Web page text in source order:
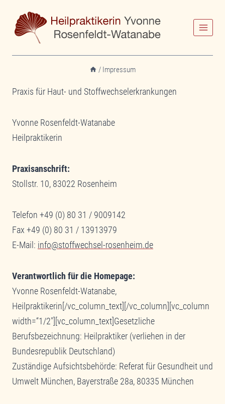
Inhalt
springen
/ Impressum
Praxis für Haut- und Stoffwechselerkrankungen
Yvonne Rosenfeldt-Watanabe
Heilpraktikerin
Praxisanschrift:
Stollstr. 10, 83022 Rosenheim
Telefon +49 (0) 80 31 / 9009142
Fax +49 (0) 80 31 / 13913979
E-Mail: info@stoffwechsel-rosenheim.de
Verantwortlich für die Homepage:
Yvonne Rosenfeldt-Watanabe,
Heilpraktikerin[/vc_column_text][/vc_column][vc_column
width=“1/2″][vc_column_text]Gesetzliche
Berufsbezeichnung: Heilpraktiker (verliehen in der
Bundesrepublik Deutschland)
Zuständige Aufsichtsbehörde: Referat für Gesundheit und
Umwelt München, Bayerstraße 28a, 80335 München